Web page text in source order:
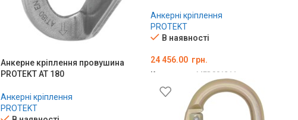
Анкерні кріплення
PROTEKT
В наявності
24 456.00 грн.
Код товару: MED001211
ДОДАТИ В КОШИК
Анкерне кріплення провушина
PROTEKT AT 180
Анкерні кріплення
PROTEKT